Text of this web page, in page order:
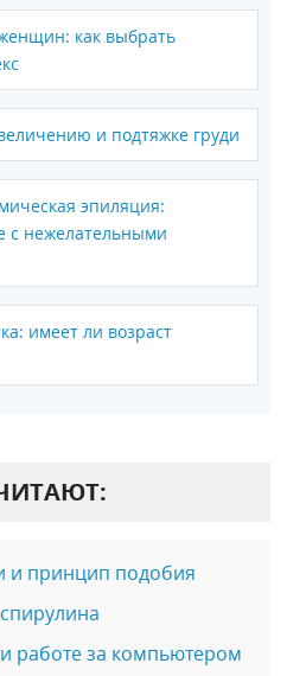
как выбрать
и подтяжке груди
эпиляция:
с нежелательными
имеет ли возраст
и принцип подобия
работе за компьютером